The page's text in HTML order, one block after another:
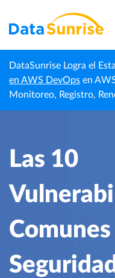
DataSunrise Logra el
en AWS DevOps en
Monitoreo, Registro,
Inicio
Amenazas Potenciales
a la Base de Datos
Las 10
Comunes